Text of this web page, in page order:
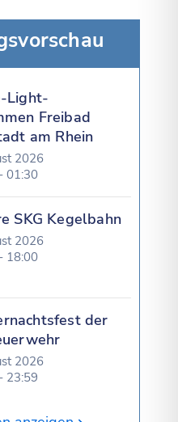
Light-
Freibad
am Rhein
2026
01:30
SKG Kegelbahn
2026
18:00
der
2026
23:59